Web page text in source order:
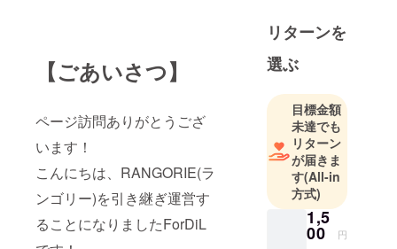
【ごあいさつ】
ページ訪問ありがとうござ
います！
こんにちは、RANGORIE(ラ
ンゴリー)を引き継ぎ運営す
ることになりましたForDiL
生まれ変わ
る新生
RANGORIE
Mahal
Collection の
販売を開始
いたしま
す。
「心のた
め」をコン
セプトに掲
リターンを
選ぶ
目標金額
未達でも
リターン
が届きま
す(All-in
方式)
1,5
00 円